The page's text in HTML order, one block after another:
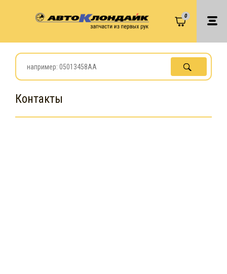
0
Контакты